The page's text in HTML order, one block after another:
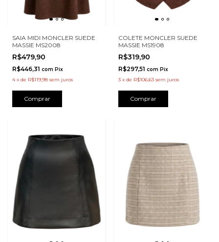
SAIA MIDI MONCLER SUEDE
MASSIE MS2008
R$479,90
R$446,31 com Pix
4 x de R$119,98 sem juros
Comprar
COLETE MONCLER SUEDE
MASSIE MS1908
R$319,90
R$297,51 com Pix
3 x de R$106,63 sem juros
Comprar